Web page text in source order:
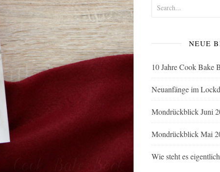
NEUE
10 Jahre Cook Bake
Neuanfänge im
Mondrückblick Juni
Mondrückblick Mai
Wie steht es